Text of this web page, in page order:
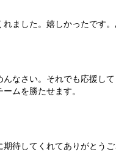
ました。嬉しかったです。
なさい。それでも応援し
ムを勝たせます。
待してくれてありがとう